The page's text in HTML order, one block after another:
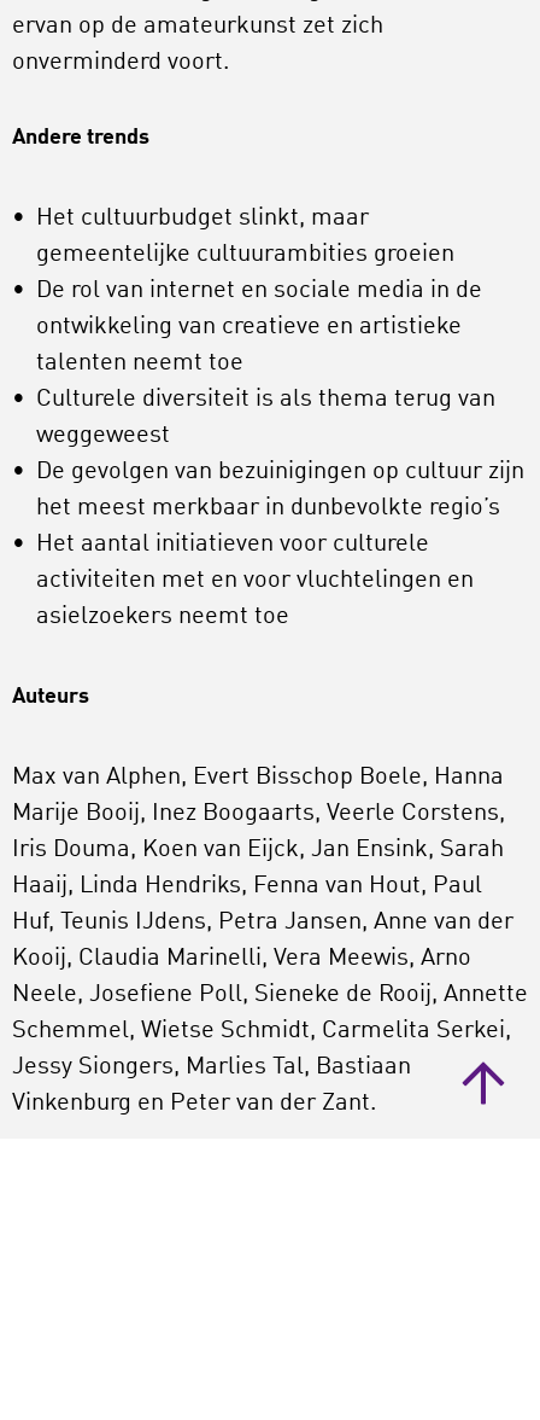
ervan op de amateurkunst zet zich
onverminderd voort.
Andere trends
Het cultuurbudget slinkt, maar
gemeentelijke cultuurambities groeien
De rol van internet en sociale media in de
ontwikkeling van creatieve en artistieke
talenten neemt toe
Culturele diversiteit is als thema terug van
weggeweest
De gevolgen van bezuinigingen op cultuur zijn
het meest merkbaar in dunbevolkte regio’s
Het aantal initiatieven voor culturele
activiteiten met en voor vluchtelingen en
asielzoekers neemt toe
Auteurs
Max van Alphen, Evert Bisschop Boele, Hanna
Marije Booij, Inez Boogaarts, Veerle Corstens,
Iris Douma, Koen van Eijck, Jan Ensink, Sarah
Haaij, Linda Hendriks, Fenna van Hout, Paul
Huf, Teunis IJdens, Petra Jansen, Anne van der
Kooij, Claudia Marinelli, Vera Meewis, Arno
Neele, Josefiene Poll, Sieneke de Rooij, Annette
Schemmel, Wietse Schmidt, Carmelita Serkei,
Jessy Siongers, Marlies Tal, Bastiaan
Vinkenburg en Peter van der Zant.